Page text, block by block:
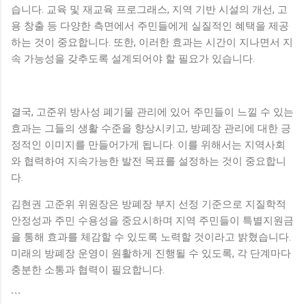
습니다. 교육 및 재교육 프로그래스, 지역 기반 시설의 개선, 고
용 창출 등 다양한 측면에서 주민들에게 실질적인 혜택을 제공
하는 것이 중요합니다. 또한, 이러한 효과는 시간이 지나면서 지
속 가능성을 갖추도록 설계되어야 할 필요가 있습니다.
결국, 고준위 방사성 폐기물 관리에 있어 주민들이 느낄 수 있는
효과는 그들의 생활 수준을 향상시키고, 방폐장 관리에 대한 긍
정적인 이미지를 만들어가게 됩니다. 이를 위해서는 지역사회
와 협력하여 지속가능한 발전 목표를 설정하는 것이 중요합니
다.
김현권 고준위 위원장은 방폐장 부지 선정 기준으로 지질학적
안정성과 주민 수용성을 중요시하며 지역 주민들이 특별지원금
을 통해 효과를 체감할 수 있도록 노력할 것이라고 밝혔습니다.
미래의 방폐장 운영이 원활하게 진행될 수 있도록, 각 단계마다
충분한 소통과 협력이 필요합니다.
```